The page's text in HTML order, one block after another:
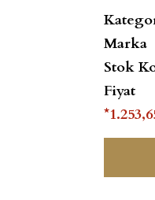
Marka
Stok
Fiyat